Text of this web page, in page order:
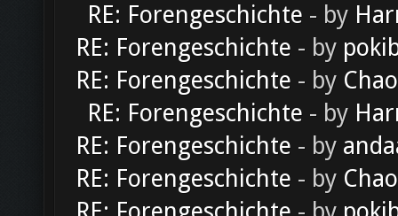
RE: Forengeschichte - by
RE: Forengeschichte - by
RE: Forengeschichte - by
RE: Forengeschichte - by
RE: Forengeschichte - by
RE: Forengeschichte - by